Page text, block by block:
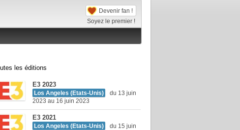
Devenir fan !
Soyez le premier !
les éditions
E3 2023
Los Angeles (Etats-Unis)
du 13 juin
2023 au 16 juin 2023
E3 2021
Los Angeles (Etats-Unis)
du 15 juin